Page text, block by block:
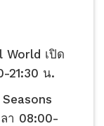
World เปิด
21:30 น.
ลา 08:00-